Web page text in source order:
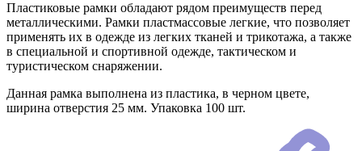
Пластиковые рамки обладают рядом преимуществ перед
металлическими. Рамки пластмассовые легкие, что позволяет
применять их в одежде из легких тканей и трикотажа, а также
в специальной и спортивной одежде, тактическом и
туристическом снаряжении.
Данная рамка выполнена из пластика, в черном цвете,
ширина отверстия 25 мм. Упаковка 100 шт.